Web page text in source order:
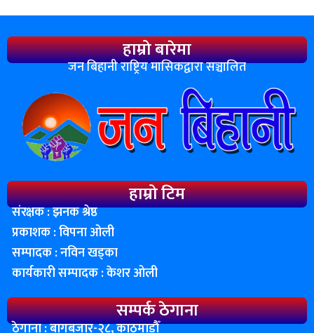
हाम्रो बारेमा
जन बिहानी राष्ट्रिय मासिकद्वारा सञ्चालित
हाम्रो टिम
संरक्षक : झनक श्रेष्ठ
प्रकाशक : विपना ओली
सम्पादक : नविन खड्का
कार्यकारी सम्पादक : केशर ओली
सम्पर्क ठेगाना
ठेगाना : बागबजार-२८, काठमाडाैँ